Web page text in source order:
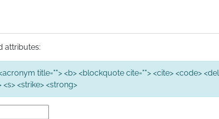
attributes:
title=""> <b> <blockquote cite=""> <cite> <code> <del
<s> <strike> <strong>